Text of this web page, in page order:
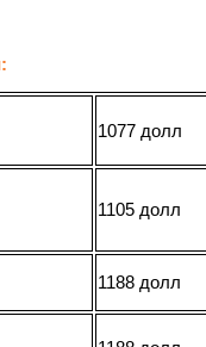
1077 долл
1105 долл
1188 долл